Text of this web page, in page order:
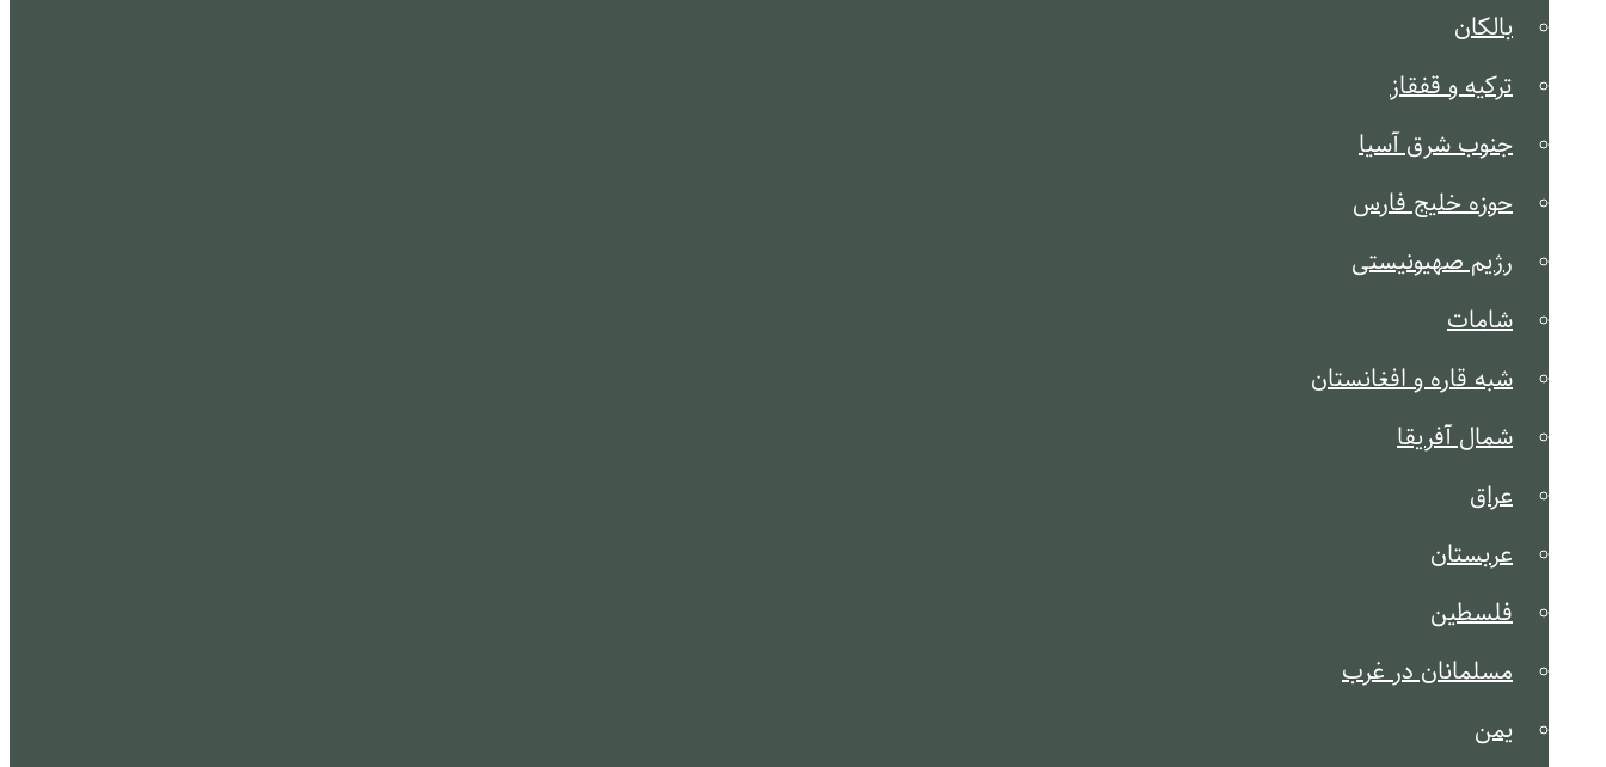
بالکان
ترکیه و قفقاز
جنوب شرق آسیا
حوزه خلیج فارس
رژیم صهیونیستی
شامات
شبه قاره و افغانستان
شمال آفریقا
عراق
عربستان
فلسطین
مسلمانان در غرب
یمن